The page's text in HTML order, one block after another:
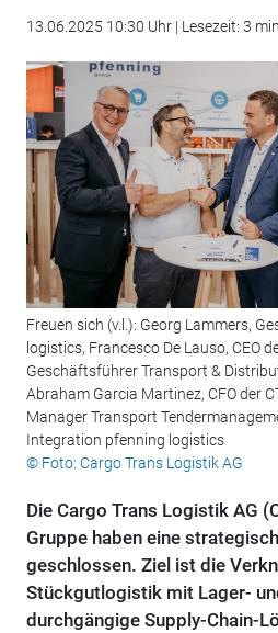
13.06.2025 10:30 Uhr | Lesezeit: 3 min
Freuen sich (v.l.): Georg Lammers,
logistics, Francesco De Lauso, CEO
Geschäftsführer Transport &
Abraham Garcia Martinez, CFO der
Manager Transport
Integration pfenning logistics
© Foto: Cargo Trans Logistik AG
Die Cargo Trans Logistik AG
Gruppe haben eine
geschlossen. Ziel ist die
Stückgutlogistik mit Lager-
durchgängige Supply-Chain-